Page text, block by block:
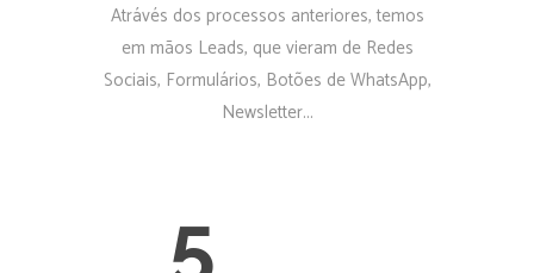
Atrávés dos processos anteriores, temos
em mãos Leads, que vieram de Redes
Sociais, Formulários, Botões de WhatsApp,
Newsletter...
5